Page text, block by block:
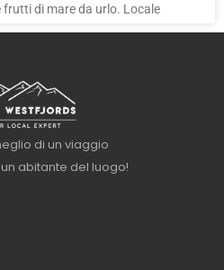
di mare da urlo. Locale
di un viaggio
abitante del luogo!